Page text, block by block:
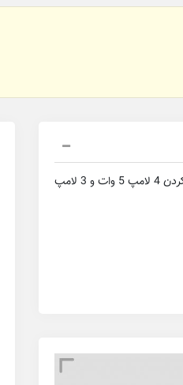
جعبه خورشیدی وظیفه ی تبدیل انرژی خورشیدی به برق یا گرما را دارد. این جعبه قابلیت روشن کردن 4 لامپ 5 وات و 3 لامپ